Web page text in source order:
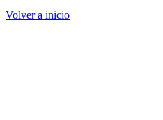
Volver a inicio